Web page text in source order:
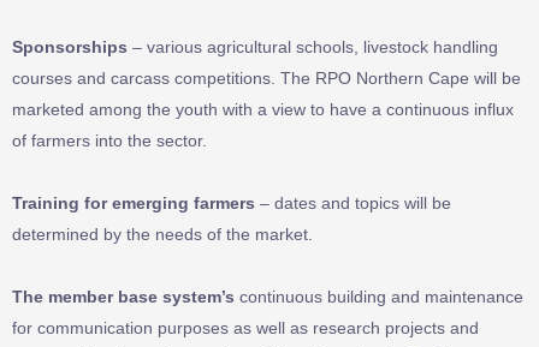
Sponsorships – various agricultural schools, livestock handling
courses and carcass competitions. The RPO Northern Cape will be
marketed among the youth with a view to have a continuous influx
of farmers into the sector.
Training for emerging farmers – dates and topics will be
determined by the needs of the market.
The member base system’s continuous building and maintenance
for communication purposes as well as research projects and